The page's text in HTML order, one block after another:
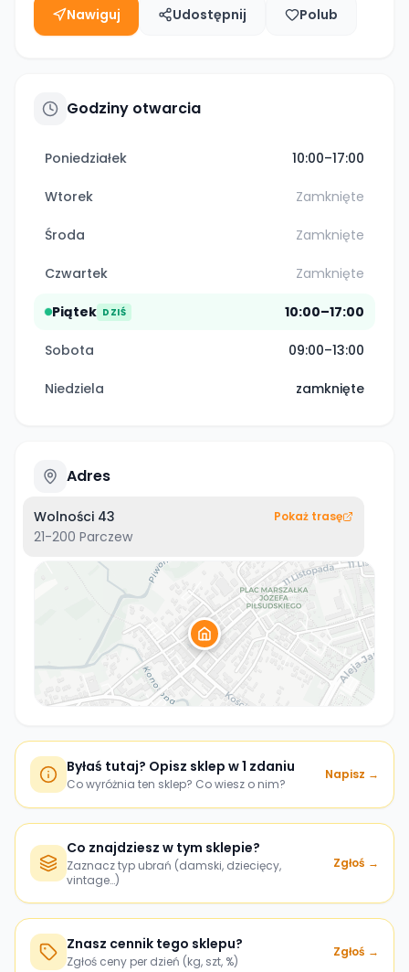
Nawiguj Udostępnij Polub
Godziny otwarcia
Poniedziałek 10:00–17:00
Wtorek Zamknięte
Środa Zamknięte
Czwartek Zamknięte
Piątek DZIŚ 10:00–17:00
Sobota 09:00–13:00
Niedziela zamknięte
Adres
Wolności 43
21-200 Parczew
Pokaż trasę
Byłaś tutaj? Opisz sklep w 1 zdaniu
Co wyróżnia ten sklep? Co wiesz o nim?
Napisz →
Co znajdziesz w tym sklepie?
Zaznacz typ ubrań (damski, dziecięcy,
vintage…)
Zgłoś →
Znasz cennik tego sklepu?
Zgłoś ceny per dzień (kg, szt, %)
Zgłoś →